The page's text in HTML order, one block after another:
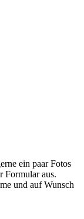
ein paar Fotos
Formular aus.
und auf Wunsch